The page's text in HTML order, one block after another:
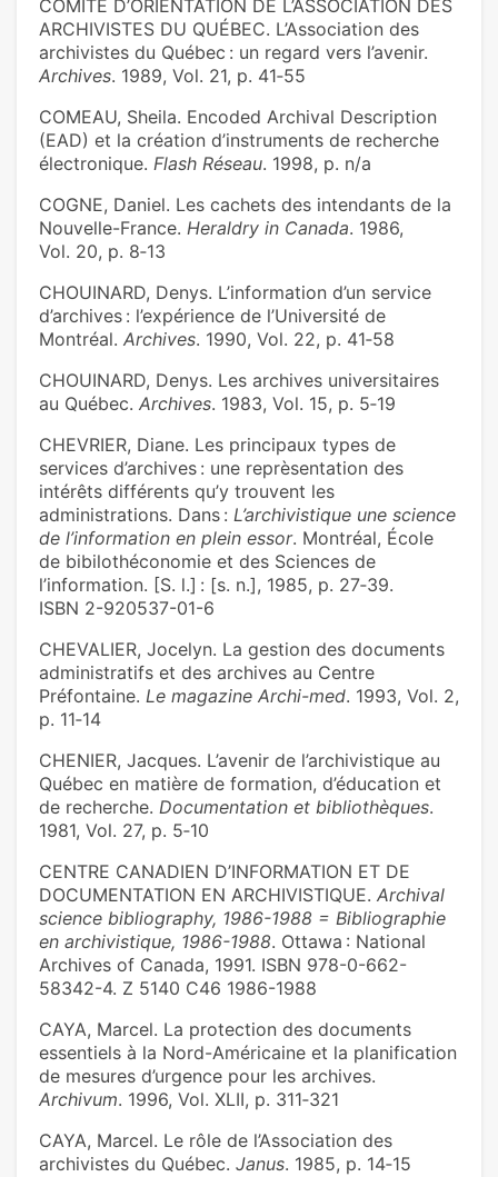
COMITÉ D’ORIENTATION DE L’ASSOCIATION DES
ARCHIVISTES DU QUÉBEC. L’Association des
archivistes du Québec : un regard vers l’avenir.
Archives. 1989, Vol. 21, p. 41‑55
COMEAU, Sheila. Encoded Archival Description
(EAD) et la création d’instruments de recherche
électronique. Flash Réseau. 1998, p. n/a
COGNE, Daniel. Les cachets des intendants de la
Nouvelle-France. Heraldry in Canada. 1986,
Vol. 20, p. 8‑13
CHOUINARD, Denys. L’information d’un service
d’archives : l’expérience de l’Université de
Montréal. Archives. 1990, Vol. 22, p. 41‑58
CHOUINARD, Denys. Les archives universitaires
au Québec. Archives. 1983, Vol. 15, p. 5‑19
CHEVRIER, Diane. Les principaux types de
services d’archives : une reprèsentation des
intérêts différents qu’y trouvent les
administrations. Dans : L’archivistique une science
de l’information en plein essor. Montréal, École
de bibilothéconomie et des Sciences de
l’information. [S. l.] : [s. n.], 1985, p. 27‑39.
ISBN 2-920537-01-6
CHEVALIER, Jocelyn. La gestion des documents
administratifs et des archives au Centre
Préfontaine. Le magazine Archi-med. 1993, Vol. 2,
p. 11‑14
CHENIER, Jacques. L’avenir de l’archivistique au
Québec en matière de formation, d’éducation et
de recherche. Documentation et bibliothèques.
1981, Vol. 27, p. 5‑10
CENTRE CANADIEN D’INFORMATION ET DE
DOCUMENTATION EN ARCHIVISTIQUE. Archival
science bibliography, 1986-1988 = Bibliographie
en archivistique, 1986-1988. Ottawa : National
Archives of Canada, 1991. ISBN 978-0-662-
58342-4. Z 5140 C46 1986-1988
CAYA, Marcel. La protection des documents
essentiels à la Nord-Américaine et la planification
de mesures d’urgence pour les archives.
Archivum. 1996, Vol. XLII, p. 311‑321
CAYA, Marcel. Le rôle de l’Association des
archivistes du Québec. Janus. 1985, p. 14‑15